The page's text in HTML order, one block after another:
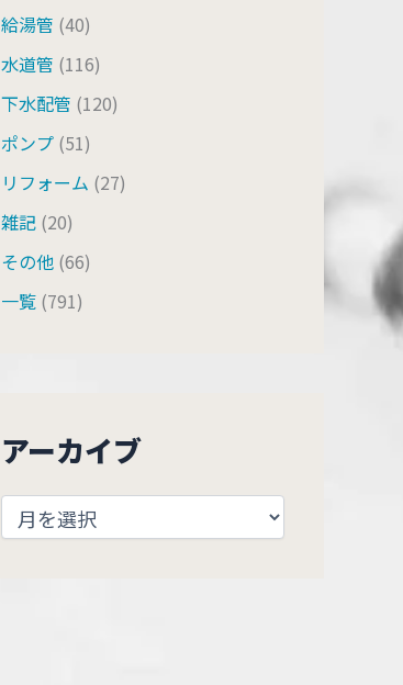
給湯管 (40)
水道管 (116)
下水配管 (120)
ポンプ (51)
リフォーム (27)
雑記 (20)
その他 (66)
一覧 (791)
アーカイブ